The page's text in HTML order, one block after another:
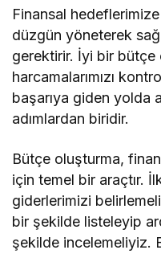
Finansal
düzgün yöneterek
gerektirir. İyi bir bütçe
harcamalarımızı
başarıya giden yolda
adımlardan biridir.
Bütçe oluşturma,
için temel bir araçtır.
giderlerimizi
bir şekilde listeleyip
şekilde incelemeliyiz.